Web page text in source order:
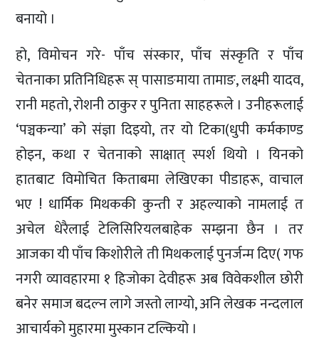
बनायो ।
हो, विमोचन गरे- पाँच संस्कार, पाँच संस्कृति र पाँच
चेतनाका प्रतिनिधिहरू स् पासाङमाया तामाङ, लक्ष्मी यादव,
रानी महतो, रोशनी ठाकुर र पुनिता साहहरूले । उनीहरूलाई
‘पञ्चकन्या’ को संज्ञा दिइयो, तर यो टिका(धुपी कर्मकाण्ड
होइन, कथा र चेतनाको साक्षात् स्पर्श थियो । यिनको
हातबाट विमोचित किताबमा लेखिएका पीडाहरू, वाचाल
भए ! धार्मिक मिथककी कुन्ती र अहल्याको नामलाई त
अचेल धेरैलाई टेलिसिरियलबाहेक सम्झना छैन । तर
आजका यी पाँच किशोरीले ती मिथकलाई पुनर्जन्म दिए( गफ
नगरी व्यावहारमा १ हिजोका देवीहरू अब विवेकशील छोरी
बनेर समाज बदल्न लागे जस्तो लाग्यो, अनि लेखक नन्दलाल
आचार्यको मुहारमा मुस्कान टल्कियो ।